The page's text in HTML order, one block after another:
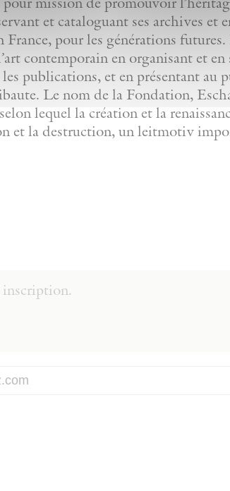
et cataloguant ses archives et
France, pour les générations
contemporain en organisant et
publications, et en présentant au
Le nom de la Fondation,
lequel la création et la
et la destruction, un leitmotiv
inscription.